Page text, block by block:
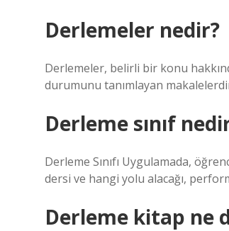
Derlemeler nedir?
Derlemeler, belirli bir konu
durumunu tanımlayan
Derleme sınıf
Derleme Sınıfı Uygulamada,
dersi ve hangi yolu alacağı,
Derleme kitap ne